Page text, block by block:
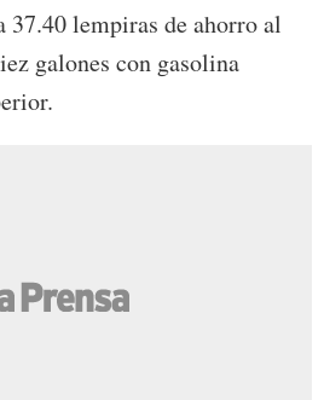
37.40 lempiras de ahorro al
galones con gasolina